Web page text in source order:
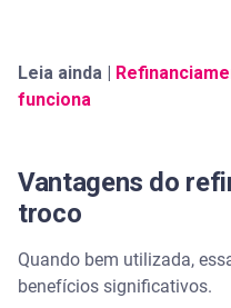
Leia ainda |
funciona
Vantagens do
troco
Quando bem utilizada,
benefícios significativos.